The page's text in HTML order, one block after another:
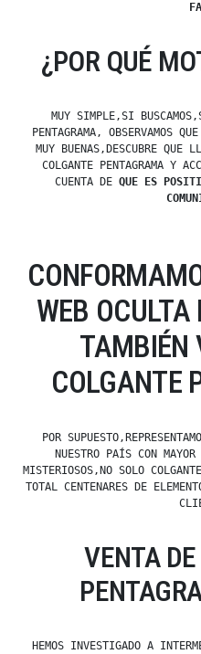
¿POR QUÉ
MUY SIMPLE,SI
PENTAGRAMA, OBSERVAMOS
MUY BUENAS,DESCUBRE QUE
COLGANTE PENTAGRAMA Y
CUENTA DE QUE ES
WEB
TAMBIÉN
COLGANTE
POR
NUESTRO PAÍS CON
MISTERIOSOS,NO SOLO
TOTAL CENTENARES DE
VENTA
HEMOS INVESTIGADO A